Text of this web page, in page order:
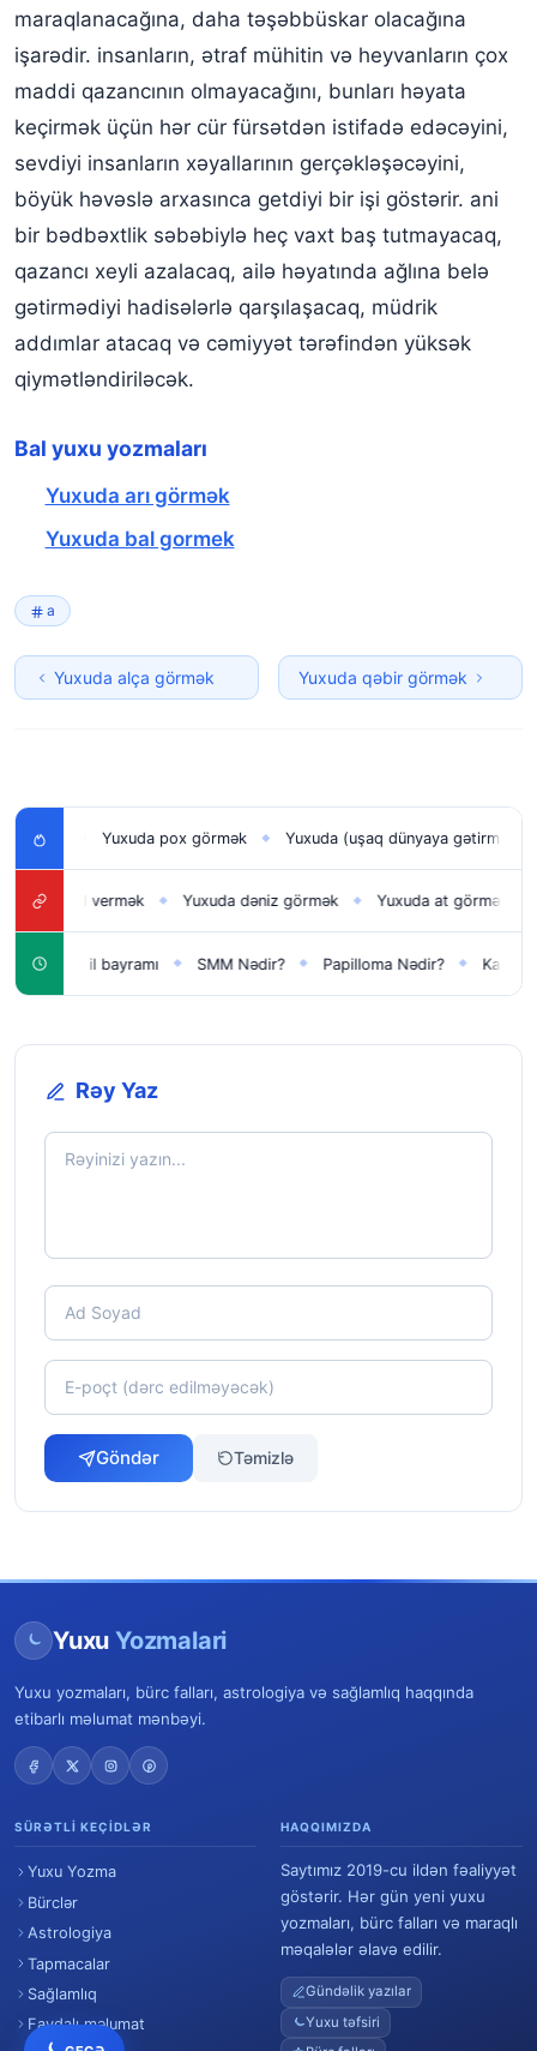
maraqlanacağına, daha təşəbbüskar olacağına
işarədir. insanların, ətraf mühitin və heyvanların çox
maddi qazancının olmayacağını, bunları həyata
keçirmək üçün hər cür fürsətdən istifadə edəcəyini,
sevdiyi insanların xəyallarının gerçəkləşəcəyini,
böyük həvəslə arxasınca getdiyi bir işi göstərir. ani
bir bədbəxtlik səbəbiylə heç vaxt baş tutmayacaq,
qazancı xeyli azalacaq, ailə həyatında ağlına belə
gətirmədiyi hadisələrlə qarşılaşacaq, müdrik
addımlar atacaq və cəmiyyət tərəfindən yüksək
qiymətləndiriləcək.
Bal yuxu yozmaları
Yuxuda arı görmək
Yuxuda bal gormek
a
Yuxuda alça görmək Yuxuda qəbir görmək
Yuxuda pox görmək ◆ Yuxuda (uşaq dünyaya gətirmək) doğmaq
vermək ◆ Yuxuda dəniz görmək ◆ Yuxuda at görmək ◆
il bayramı ◆ SMM Nədir? ◆ Papilloma Nədir? ◆ Karbonat
Rəy Yaz
Göndər Təmizlə
Yuxu Yozmalari
Yuxu yozmaları, bürc falları, astrologiya və sağlamlıq haqqında
etibarlı məlumat mənbəyi.
SÜRƏTLI KEÇIDLƏR
Yuxu Yozma
Bürclər
Astrologiya
Tapmacalar
Sağlamlıq
Faydalı məlumat
HAQQIMIZDA
Saytımız 2019-cu ildən fəaliyyət
göstərir. Hər gün yeni yuxu
yozmaları, bürc falları və maraqlı
məqalələr əlavə edilir.
Gündəlik yazılar
Yuxu təfsiri